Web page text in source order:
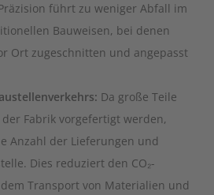
führt zu weniger Abfall im
Bauweisen, bei denen
Ort zugeschnitten und angepasst
Da große Teile
Fabrik vorgefertigt werden,
Anzahl der Lieferungen und
Dies reduziert den CO₂-
Transport von Materialien und